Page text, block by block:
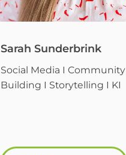
Sarah Sunderbrink
Social Media I Community
Building I Storytelling I KI